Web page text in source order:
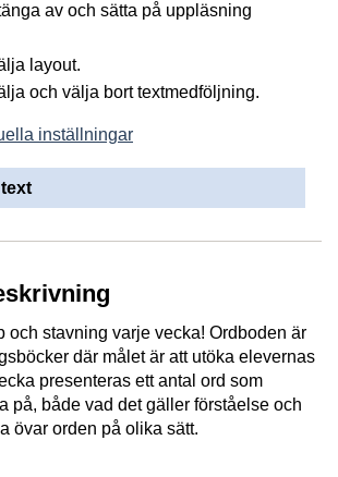
av och sätta på uppläsning
layout.
och välja bort textmedföljning.
inställningar
och stavning varje vecka! Ordboden är
där målet är att utöka elevernas
presenteras ett antal ord som
på, både vad det gäller förståelse och
övar orden på olika sätt.